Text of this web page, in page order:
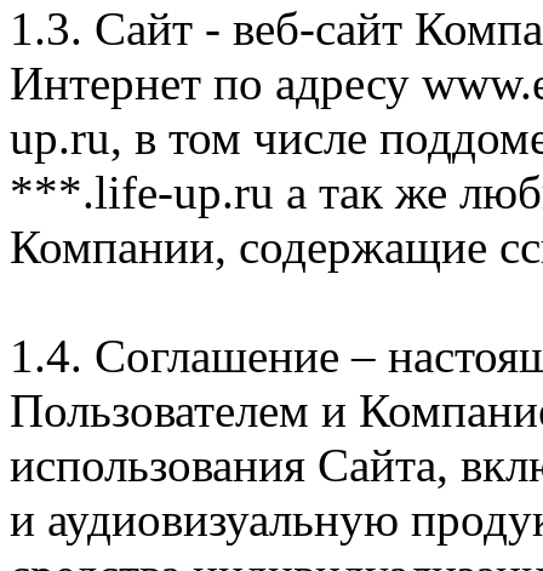
1.3. Сайт - веб-сайт
Интернет по адресу
up.ru, в том числе
***.life-up.ru а так же
Компании, содержащие
1.4. Соглашение –
Пользователем и
использования Сайта,
и аудиовизуальную